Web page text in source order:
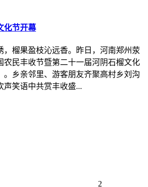
化节开幕
，榴果盈枝沁远香。昨日，河南郑州荥
农民丰收节暨第二十一届河阴石榴文化
。乡亲邻里、游客朋友齐聚高村乡刘沟
声笑语中共赏丰收盛...
2